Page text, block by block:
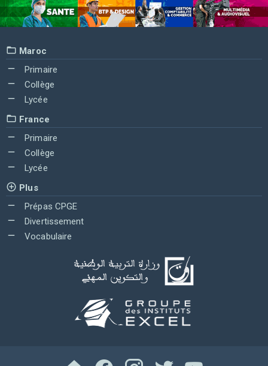
Maroc
Primaire
Collège
Lycée
France
Primaire
Collège
Lycée
Plus
Prépas CPGE
Divertissement
Vocabulaire